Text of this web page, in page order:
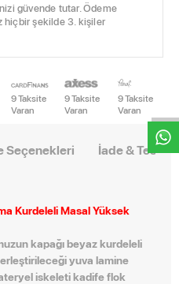
güvende tutar. Ödeme
hiçbir şekilde 3. kişiler
9 Taksite
Varan
9 Taksite
Varan
9 Taksite
Varan
Seçenekleri İade &
Kurdeleli Masal Yüksek
kapağı beyaz kurdeleli
yuva lamine
iskeleti kadife flok